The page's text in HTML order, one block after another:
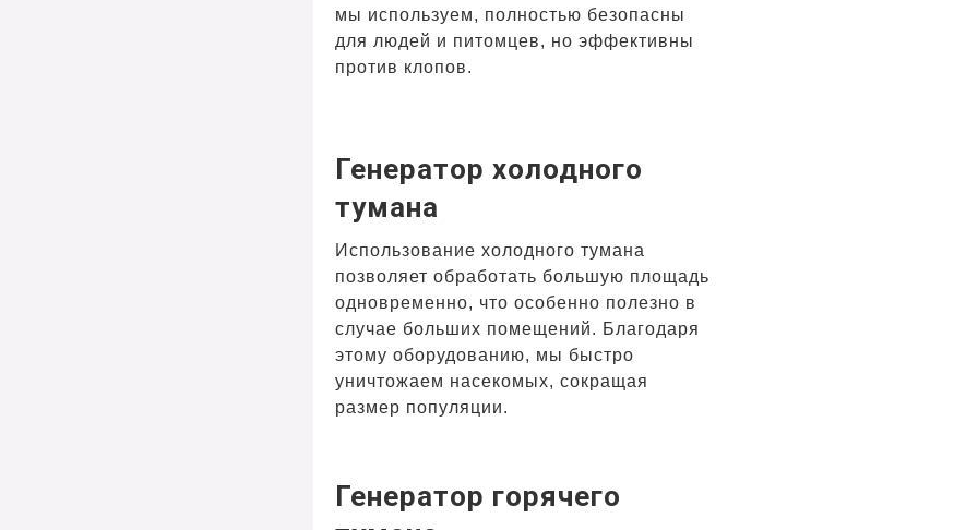
мы используем, полностью безопасны
для людей и питомцев, но эффективны
против клопов.
Генератор холодного
тумана
Использование холодного тумана
позволяет обработать большую площадь
одновременно, что особенно полезно в
случае больших помещений. Благодаря
этому оборудованию, мы быстро
уничтожаем насекомых, сокращая
размер популяции.
Генератор горячего